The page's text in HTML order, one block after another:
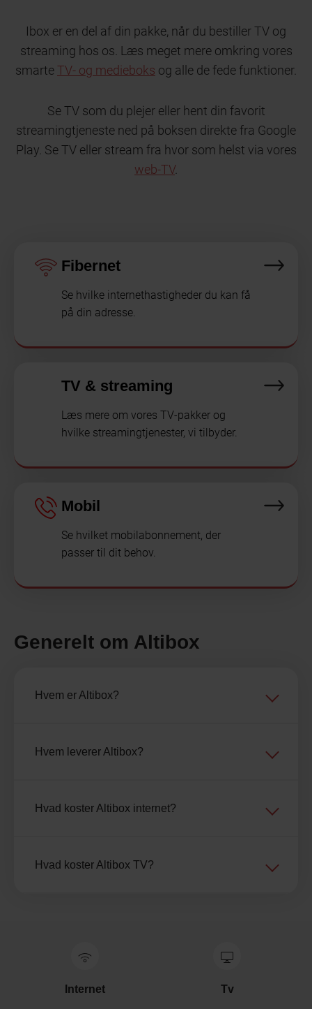
Ibox er en del af din pakke, når du bestiller TV og
streaming hos os. Læs meget mere omkring vores
smarteTV- og medieboks og alle de fede funktioner.
Se TV som du plejer eller hent din favorit
streamingtjeneste ned på boksen direkte fra Google
Play. Se TV eller stream fra hvor som helst via vores
web-TV.
Fibernet
Se hvilke internethastigheder du kan få
på din adresse.
TV & streaming
Læs mere om vores TV-pakker og
hvilke streamingtjenester, vi tilbyder.
Mobil
Se hvilket mobilabonnement, der
passer til dit behov.
Generelt om Altibox
Hvem er Altibox?
Hvem leverer Altibox?
Hvad koster Altibox internet?
Hvad koster Altibox TV?
Internet Tv